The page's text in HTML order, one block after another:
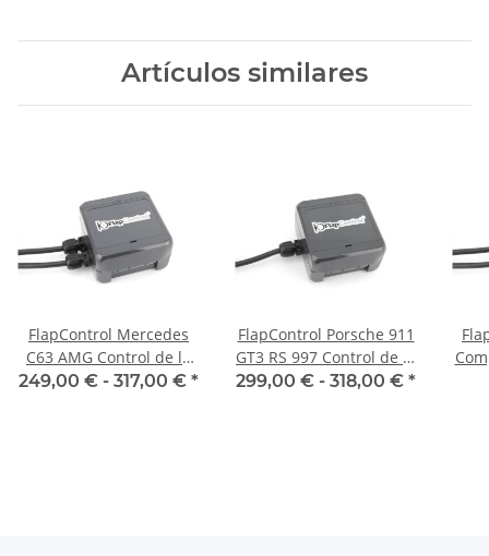
Artículos similares
FlapControl Mercedes
C63 AMG Control de la
aleta de escape
249,00 € - 317,00 € *
FlapControl Porsche 911
GT3 RS 997 Control de la
aleta de escape
299,00 € - 318,00 € *